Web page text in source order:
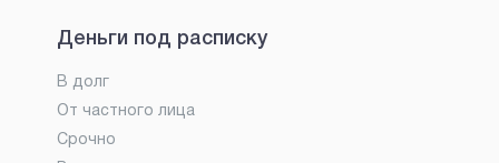
Деньги под расписку
В долг
От частного лица
Срочно